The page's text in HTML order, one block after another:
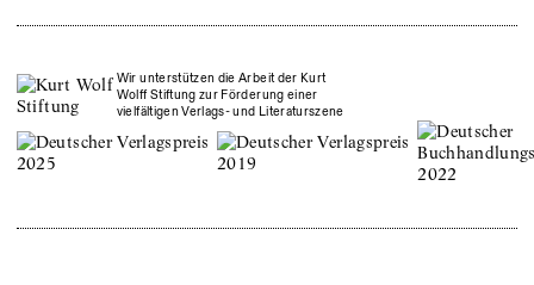
Wir unterstützen die Arbeit der Kurt
Wolff Stiftung zur Förderung einer
vielfältigen Verlags- und Literaturszene